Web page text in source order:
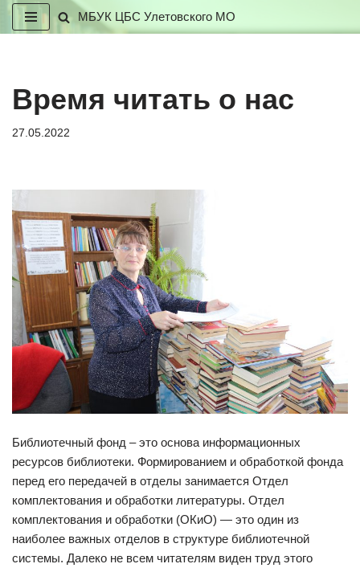
МБУК ЦБС Улетовского МО
Время читать о нас
27.05.2022
Библиотечный фонд – это основа информационных
ресурсов библиотеки. Формированием и обработкой фонда
перед его передачей в отделы занимается Отдел
комплектования и обработки литературы. Отдел
комплектования и обработки (ОКиО) — это один из
наиболее важных отделов в структуре библиотечной
системы. Далеко не всем читателям виден труд этого